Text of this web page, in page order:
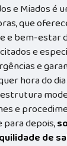
e Miados é
que
e bem-estar
e
e
hora do
e
para depois,
de